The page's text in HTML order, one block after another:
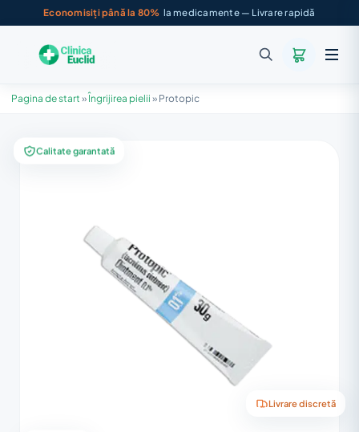
Economisiți până la 80% la medicamente — Livrare rapidă
Pagina de start » Îngrijirea pielii » Protopic
Calitate garantată
Livrare discretă